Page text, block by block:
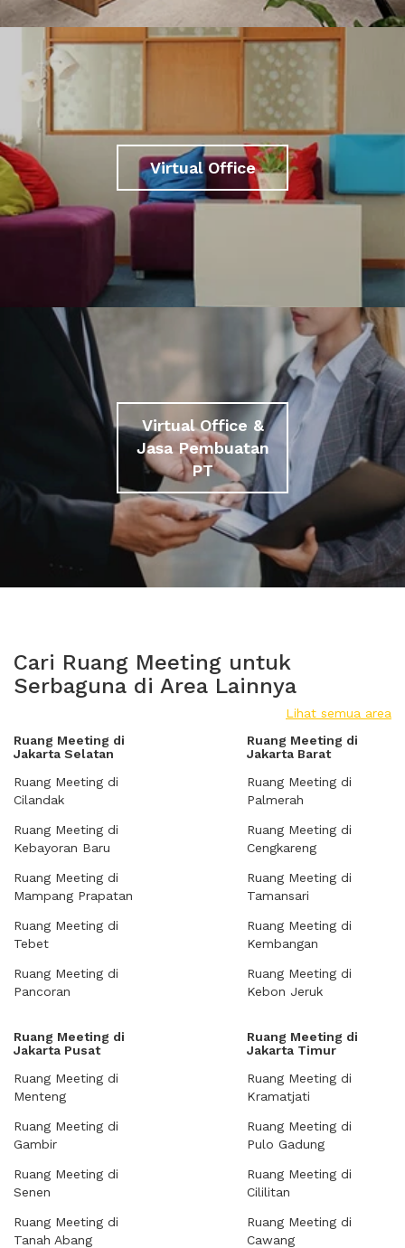
Virtual Office
Virtual Office &
Jasa Pembuatan
PT
Cari Ruang Meeting untuk
Serbaguna di Area Lainnya
Lihat semua area
Ruang Meeting di
Jakarta Selatan
Ruang Meeting di
Cilandak
Ruang Meeting di
Kebayoran Baru
Ruang Meeting di
Mampang Prapatan
Ruang Meeting di
Tebet
Ruang Meeting di
Pancoran
Ruang Meeting di
Jakarta Barat
Ruang Meeting di
Palmerah
Ruang Meeting di
Cengkareng
Ruang Meeting di
Tamansari
Ruang Meeting di
Kembangan
Ruang Meeting di
Kebon Jeruk
Ruang Meeting di
Jakarta Pusat
Ruang Meeting di
Menteng
Ruang Meeting di
Gambir
Ruang Meeting di
Senen
Ruang Meeting di
Tanah Abang
Ruang Meeting di
Jakarta Timur
Ruang Meeting di
Kramatjati
Ruang Meeting di
Pulo Gadung
Ruang Meeting di
Cililitan
Ruang Meeting di
Cawang